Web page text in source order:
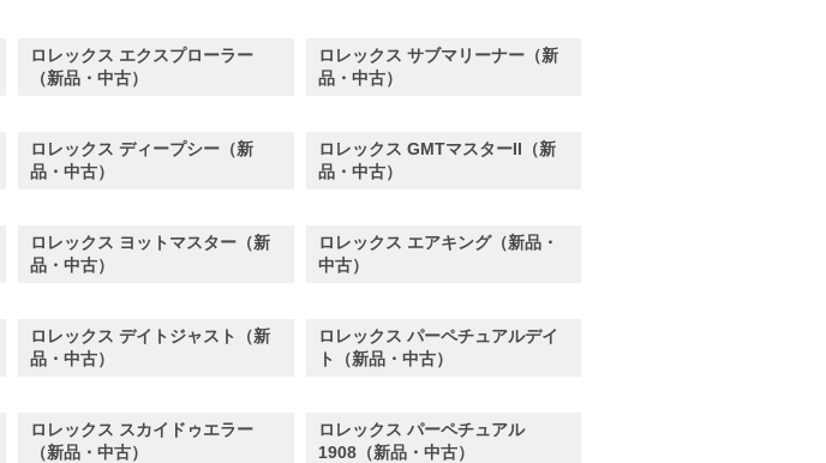
ロレックス エクスプローラー
（新品・中古）
ロレックス サブマリーナー（新
品・中古）
ロレックス ディープシー（新
品・中古）
ロレックス GMTマスターII（新
品・中古）
ロレックス ヨットマスター（新
品・中古）
ロレックス エアキング（新品・
中古）
ロレックス デイトジャスト（新
品・中古）
ロレックス パーペチュアルデイ
ト（新品・中古）
ロレックス スカイドゥエラー
（新品・中古）
ロレックス パーペチュアル
1908（新品・中古）